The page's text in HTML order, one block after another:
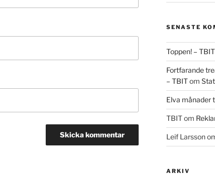
SENASTE
Toppen! – TBIT
Fortfarande
– TBITom
Elva månader
TBITom
Leif Larsson
ARKIV